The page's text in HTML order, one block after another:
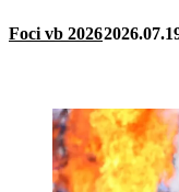
Foci vb 2026